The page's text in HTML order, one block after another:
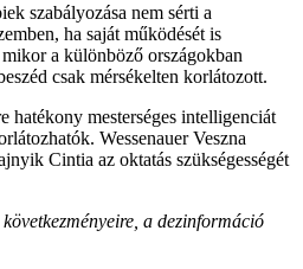
szabályozása nem sérti a
ha saját működését is
a különböző országokban
csak mérsékelten korlátozott.
hatékony mesterséges intelligenciát
Wessenauer Veszna
Cintia az oktatás szükségességét
a dezinformáció